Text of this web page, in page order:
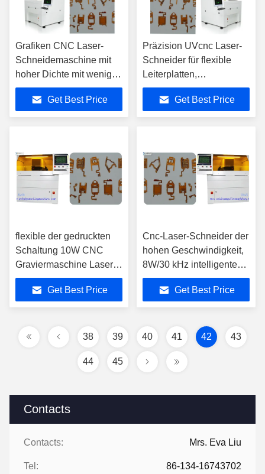
Contacts
Contacts: Mrs. Eva Liu
Tel: 86-134-16743702
Grafiken CNC Laser-
Schneidemaschine mit
hoher Dichte mit wenig
Karbonisation
Get Best Price
Präzision UVcnc Laser-
Schneider für flexible
Leiterplatten,
Hochgeschwindigkeits-
CNC-Metalllaser-
Schneidemaschine
Get Best Price
flexible der gedruckten
Schaltung 10W CNC
Graviermaschine Laser-
Schneidemaschine-/Laser
Get Best Price
Cnc-Laser-Schneider der
hohen Geschwindigkeit,
8W/30 kHz intelligente
keramische Brett-Laser-
Trennschneider-
Get Best Price
38 39 40 41 42 43
44 45